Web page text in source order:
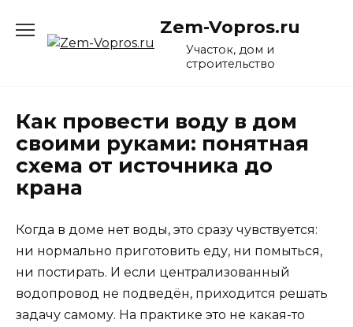
содержанию
Zem-Vopros.ru
Участок, дом и
строительство
Как провести воду в дом
своими руками: понятная
схема от источника до
крана
Когда в доме нет воды, это сразу чувствуется:
ни нормально приготовить еду, ни помыться,
ни постирать. И если централизованный
водопровод не подведён, приходится решать
задачу самому. На практике это не какая-то